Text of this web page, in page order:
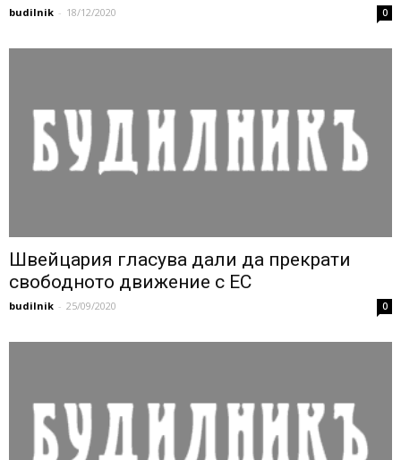
budilnik - 18/12/2020 0
Швейцария гласува дали да прекрати
свободното движение с ЕС
budilnik - 25/09/2020 0